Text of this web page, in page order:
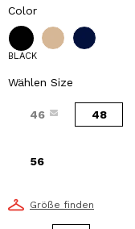
Color
BLACK
Wählen Size
46 48
56
Größe finden